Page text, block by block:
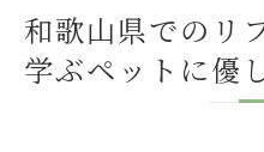
和歌山県でのリ
学ぶペットに優